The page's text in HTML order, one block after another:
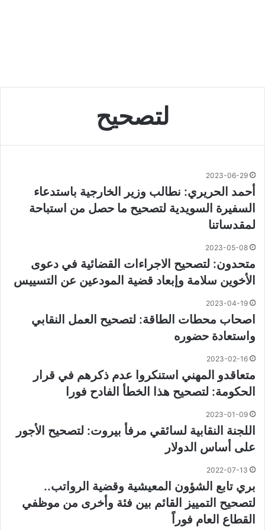
لتصحيح
2023-06-29
أحمد الحريري: نطالب وزير الخارجية باستدعاء
السفيرة السويدية لتصحيح ما حصل من استباحة
لمقدساتنا
2023-05-08
متحدون: لتصحيح الاجراءات القضائية في دعوى
الأخوين سلامة وإبعاد قضية المودعين عن التسييس
2023-04-19
اصحاب محطات الطاقة: لتصحيح العمل النقابي
واستعادة حضوره
2023-02-16
متعاقدو المهني استنكروا عدم ذكرهم في قرار
الحكومة: لتصحيح هذا الخطأ الفادح فورا
2023-01-09
اللجنة النقابية لسائقي مرفأ بيروت: لتصحيح الأجور
على أساس الدولار
2022-07-13
بري تابع الشؤون المعيشية وقضية الرواتب..
لتصحيح التمييز القائم بين فئة وأخرى من موظفي
القطاع العام فوراً